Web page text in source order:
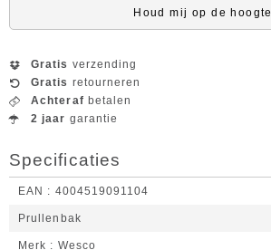
Houd mij op de hoogte
Gratis verzending
Gratis retourneren
Achteraf betalen
2 jaar garantie
Specificaties
EAN 4004519091104
Prullenbak
Merk Wesco